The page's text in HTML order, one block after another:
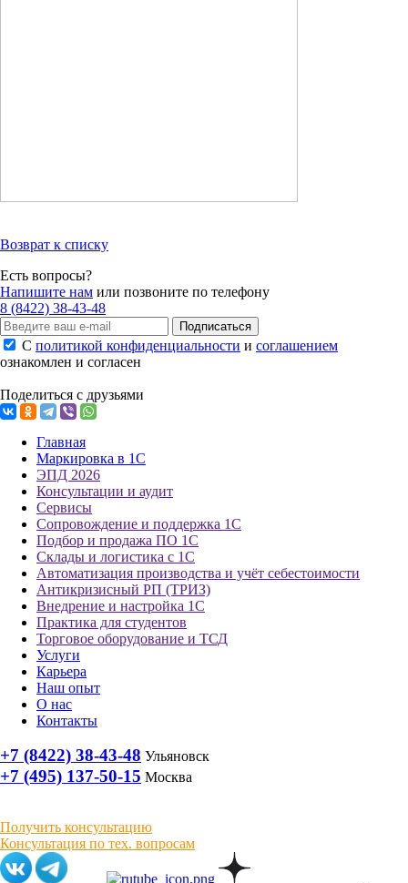
Возврат к списку
Есть вопросы?
Напишите нам или позвоните по телефону
8 (8422) 38-43-48
Подписаться
С политикой конфиденциальности и соглашением
ознакомлен и согласен
Поделиться с друзьями
Главная
Маркировка в 1С
ЭПД 2026
Консультации и аудит
Сервисы
Сопровождение и поддержка 1С
Подбор и продажа ПО 1С
Склады и логистика с 1С
Автоматизация производства и учёт себестоимости
Антикризисный РП (ТРИЗ)
Внедрение и настройка 1С
Практика для студентов
Торговое оборудование и ТСД
Услуги
Карьера
Наш опыт
О нас
Контакты
+7 (8422) 38-43-48 Ульяновск
+7 (495) 137-50-15 Москва
Получить консультацию
Консультация по тех. вопросам